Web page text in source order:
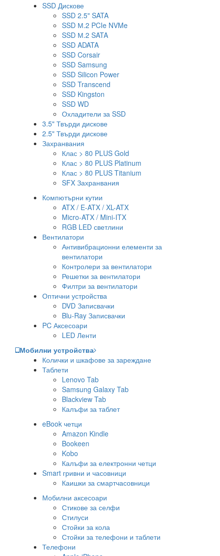
SSD Дискове
SSD 2.5" SATA
SSD М.2 PCIe NVMe
SSD М.2 SATA
SSD ADATA
SSD Corsair
SSD Samsung
SSD Silicon Power
SSD Transcend
SSD Kingston
SSD WD
Охладители за SSD
3.5" Твърди дискове
2.5" Твърди дискове
Захранвания
Клас > 80 PLUS Gold
Клас > 80 PLUS Platinum
Клас > 80 PLUS Titanium
SFX Захранвания
Компютърни кутии
ATX / E-ATX / XL-ATX
Micro-ATX / Mini-ITX
RGB LED светлини
Вентилатори
Антивибрационни елементи за
вентилатори
Контролери за вентилатори
Решетки за вентилатори
Филтри за вентилатори
Оптични устройства
DVD Записвачки
Blu-Ray Записвачки
PC Аксесоари
LED Ленти
Мобилни устройства
Колички и шкафове за зареждане
Таблети
Lenovo Tab
Samsung Galaxy Tab
Blackview Tab
Калъфи за таблет
eBook четци
Amazon Kindle
Bookeen
Kobo
Калъфи за електронни четци
Smart гривни и часовници
Каишки за смартчасовници
Мобилни аксесоари
Стикове за селфи
Стилуси
Стойки за кола
Стойки за телефони и таблети
Телефони